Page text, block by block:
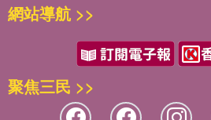
網站導航 >>
聚焦三民 >>